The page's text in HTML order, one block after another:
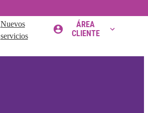
Nuevos
servicios
ÁREA
CLIENTE